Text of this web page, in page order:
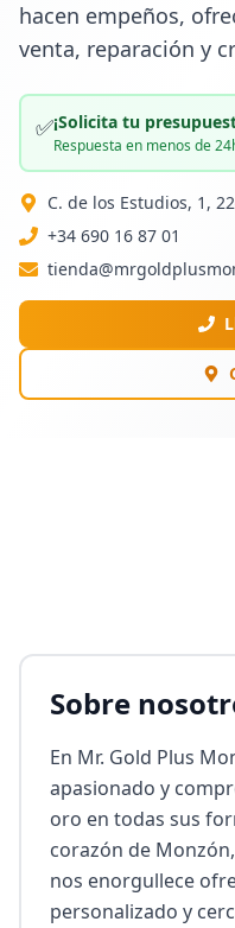
hacen empeños,
venta, reparación y
✅¡Solicita tu
Respuesta en menos de
C. de los Estudios, 1,
+34 690 16 87 01
Sobre
En Mr. Gold Plus
apasionado y
oro en todas sus
corazón de
nos enorgullece
personalizado y